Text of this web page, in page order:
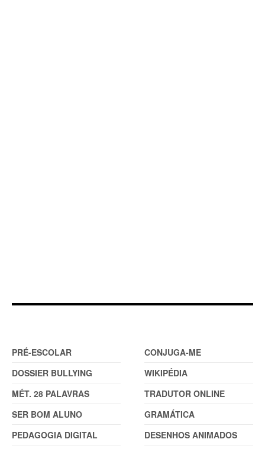
PRÉ-ESCOLAR
DOSSIER BULLYING
MÉT. 28 PALAVRAS
SER BOM ALUNO
PEDAGOGIA DIGITAL
CONJUGA-ME
WIKIPÉDIA
TRADUTOR ONLINE
GRAMÁTICA
DESENHOS ANIMADOS